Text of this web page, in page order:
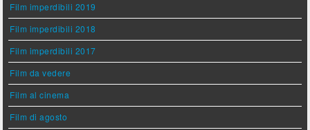
Film imperdibili 2019
Film imperdibili 2018
Film imperdibili 2017
Film da vedere
Film al cinema
Film di agosto